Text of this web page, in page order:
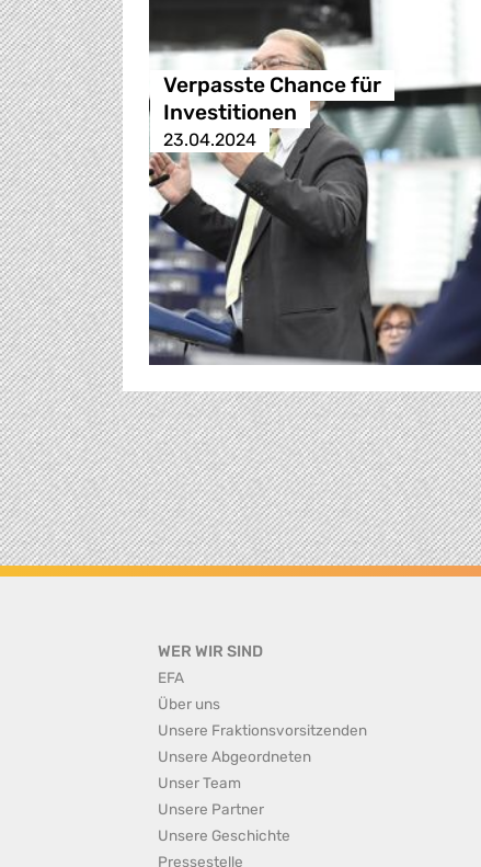
Verpasste Chance für
Investitionen
23.04.2024
WER WIR SIND
EFA
Über uns
Unsere Fraktionsvorsitzenden
Unsere Abgeordneten
Unser Team
Unsere Partner
Unsere Geschichte
Pressestelle